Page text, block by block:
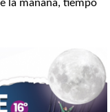
la mañana, tiempo